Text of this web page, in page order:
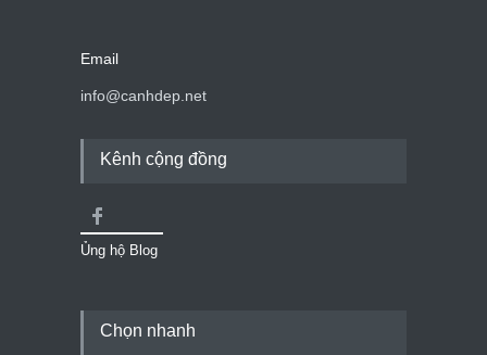
Email
info@canhdep.net
Kênh cộng đồng
Ủng hộ Blog
Chọn nhanh